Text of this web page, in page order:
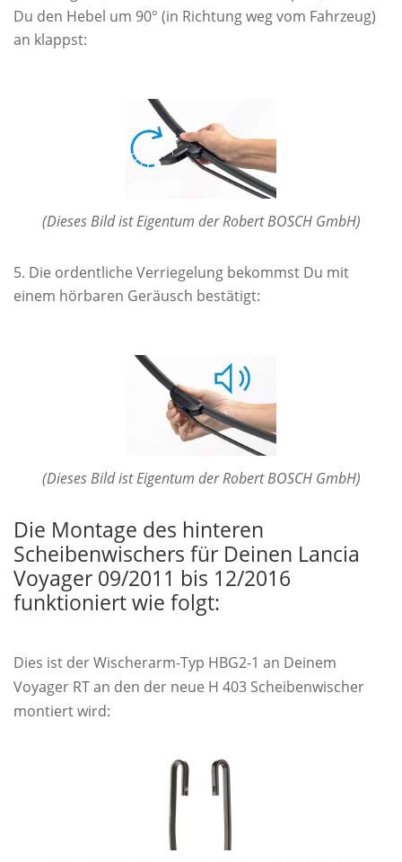
Du den Hebel um 90° (in Richtung weg vom Fahrzeug)
an klappst:
(Dieses Bild ist Eigentum der Robert BOSCH GmbH)
Die ordentliche Verriegelung bekommst Du mit
einem hörbaren Geräusch bestätigt:
(Dieses Bild ist Eigentum der Robert BOSCH GmbH)
Die Montage des hinteren
Scheibenwischers für Deinen Lancia
Voyager 09/2011 bis 12/2016
funktioniert wie folgt:
Dies ist der Wischerarm-Typ HBG2-1 an Deinem
Voyager RT an den der neue H 403 Scheibenwischer
montiert wird: